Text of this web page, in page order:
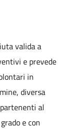
valida a
e prevede
in
diversa
al
e con